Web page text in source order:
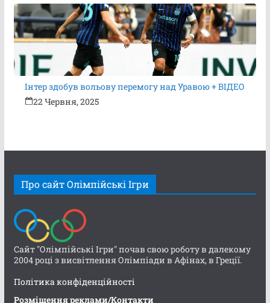
Інтер здобув вольову перемогу над Уравою + ВІДЕО
22 Червня, 2025
Про сайт Олімпійські Ігри
Сайт "Олімпійські Ігри" почав свою роботу в далекому
2004 році з висвітлення Олімпіади в Афінах, в Греції.
Політика конфіденційності
Розміщення реклами/Контакти